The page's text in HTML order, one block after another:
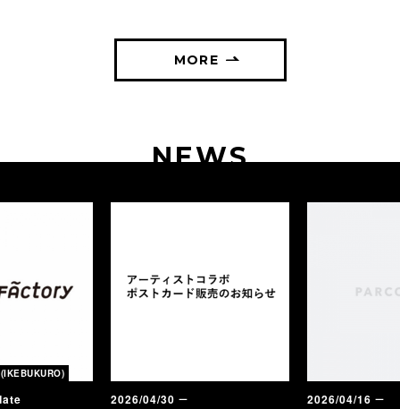
MORE
NEWS
2026/04/30 － 2026/04/16 －